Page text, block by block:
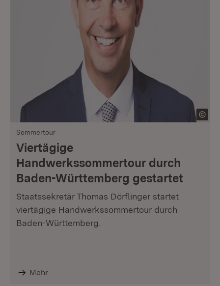
Sommertour
Viertägige
Handwerkssommertour durch
Baden-Württemberg gestartet
Staatssekretär Thomas Dörflinger startet
viertägige Handwerkssommertour durch
Baden-Württemberg.
Mehr